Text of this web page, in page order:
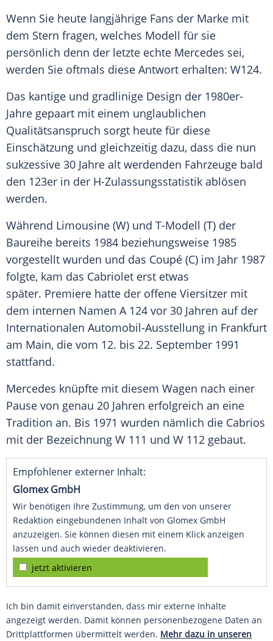
Wenn Sie heute langjährige Fans der Marke mit
dem Stern fragen, welches Modell für sie
persönlich denn der letzte echte Mercedes sei,
werden Sie oftmals diese Antwort erhalten: W124.
Das kantige und gradlinige Design der 1980er-
Jahre gepaart mit einem unglaublichen
Qualitätsanspruch sorgt heute für diese
Einschätzung und gleichzeitig dazu, dass die nun
sukzessive 30 Jahre alt werdenden Fahrzeuge bald
den 123er in der H-Zulassungsstatistik ablösen
werden.
Während Limousine (W) und T-Modell (T) der
Baureihe bereits 1984 beziehungsweise 1985
vorgestellt wurden und das Coupé (C) im Jahr 1987
folgte, kam das Cabriolet erst etwas
später. Premiere hatte der offene Viersitzer mit
dem internen Namen A 124 vor 30 Jahren auf der
Internationalen Automobil-Ausstellung in Frankfurt
am Main, die vom 12. bis 22. September 1991
stattfand.
Mercedes knüpfte mit diesem Wagen nach einer
Pause von genau 20 Jahren erfolgreich an eine
Tradition an. Bis 1971 wurden nämlich die Cabrios
mit der Bezeichnung W 111 und W 112 gebaut.
Empfohlener externer Inhalt:
Glomex GmbH
Wir benötigen Ihre Zustimmung, um den von unserer
Redaktion eingebundenen Inhalt von Glomex GmbH
anzuzeigen. Sie können diesen mit einem Klick anzeigen
lassen und auch wieder deaktivieren.
jetzt aktivieren
Ich bin damit einverstanden, dass mir externe Inhalte
angezeigt werden. Damit können personenbezogene Daten an
Drittplattformen übermittelt werden. Mehr dazu in unseren